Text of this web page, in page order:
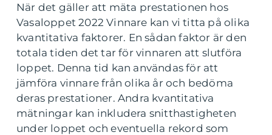
När det gäller att mäta prestationen hos
Vasaloppet 2022 Vinnare kan vi titta på olika
kvantitativa faktorer. En sådan faktor är den
totala tiden det tar för vinnaren att slutföra
loppet. Denna tid kan användas för att
jämföra vinnare från olika år och bedöma
deras prestationer. Andra kvantitativa
mätningar kan inkludera snitthastigheten
under loppet och eventuella rekord som